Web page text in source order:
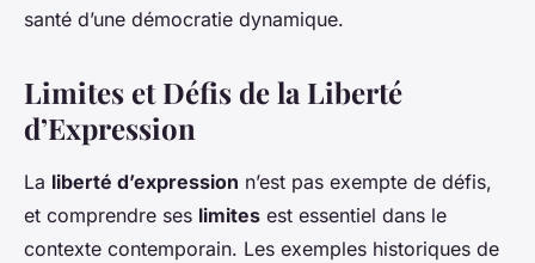
santé d’une démocratie dynamique.
Limites et Défis de la Liberté
d’Expression
La liberté d’expression n’est pas exempte de défis,
et comprendre ses limites est essentiel dans le
contexte contemporain. Les exemples historiques de